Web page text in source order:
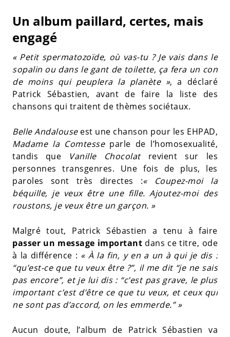
Un album paillard, certes, mais
engagé
« Petit spermatozoïde, où vas-tu ? Je vais dans le
sopalin ou dans le gant de toilette, ça fera un con
de moins qui peuplera la planète », a déclaré
Patrick Sébastien, avant de faire la liste des
chansons qui traitent de thèmes sociétaux.
Belle Andalouseest une chanson pour les EHPAD,
Madame la Comtesseparle de l’homosexualité,
tandis que
Vanille Chocolatrevient sur les
personnes transgenres. Une fois de plus, les
paroles sont très directes :« Coupez-moi la
béquille, je veux être une fille. Ajoutez-moi des
roustons, je veux être un garçon. »
Malgré tout, Patrick Sébastien a tenu à faire
passer un message important dans ce titre, ode
à la différence : « À la fin, y en a un à qui je dis :
“qu’est-ce que tu veux être ?”, il me dit “je ne sais
pas encore”, et je lui dis : “c’est pas grave, le plus
important c’est d’être ce que tu veux, et ceux qui
ne sont pas d’accord, on les emmerde.” »
Aucun doute, l’album de Patrick Sébastien va